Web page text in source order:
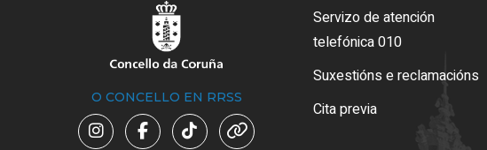
O CONCELLO EN RRSS
Servizo de atención
telefónica 010
Suxestións e reclamacións
Cita previa